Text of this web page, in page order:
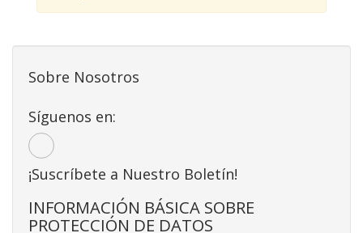
Sobre Nosotros
Síguenos en:
¡Suscríbete a Nuestro Boletín!
INFORMACIÓN BÁSICA SOBRE
PROTECCIÓN DE DATOS